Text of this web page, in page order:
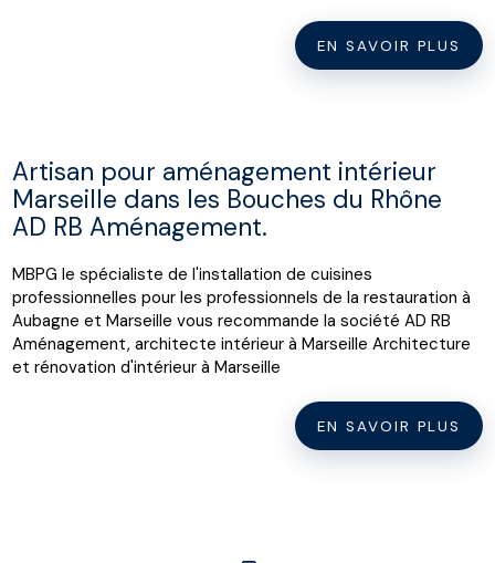
EN SAVOIR PLUS
Artisan pour aménagement intérieur
Marseille dans les Bouches du Rhône
AD RB Aménagement.
MBPG le spécialiste de l'installation de cuisines
professionnelles pour les professionnels de la restauration à
Aubagne et Marseille vous recommande la société AD RB
Aménagement, architecte intérieur à Marseille Architecture
et rénovation d'intérieur à Marseille
EN SAVOIR PLUS